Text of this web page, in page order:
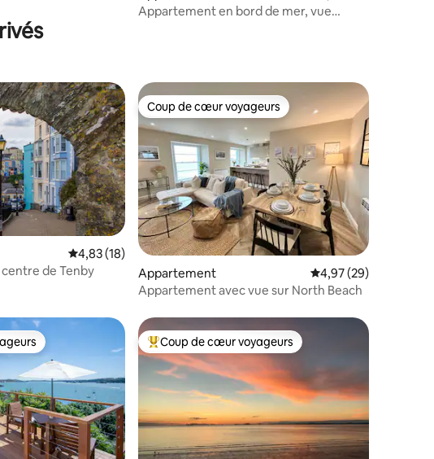
Appartement en bord de mer, vue
88 commentaires : 4,88 sur 5
Évaluation moyenne sur la base de 18 commentaires : 4,83 sur 5
4,83 (18)
de Tenby
Coup de cœur voyageurs
Coup de cœur voyageurs
Appartement Évaluation moyenne
4,97 (29)
Appartement avec vue sur North Beach
Coups de cœur voyageurs les plus appréciés
Coup de cœur voyageurs